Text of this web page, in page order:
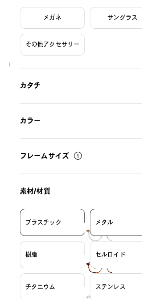
メガネ サングラス
その他アクセサリー
カタチ
カラー
フレームサイズ
素材/材質
プラスチック メタル
樹脂 セルロイド
チタニウム ステンレス
OWNDAYS & POMPOMPURIN